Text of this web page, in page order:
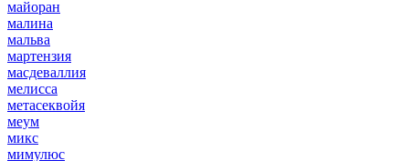
майоран
малина
мальва
мартензия
масдеваллия
мелисса
метасеквойя
меум
микс
мимулюс